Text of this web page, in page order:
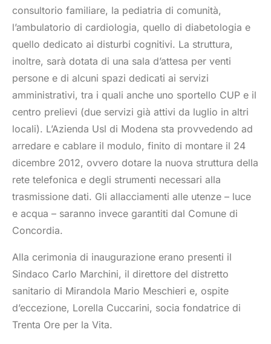
consultorio familiare, la pediatria di comunità,
l’ambulatorio di cardiologia, quello di diabetologia e
quello dedicato ai disturbi cognitivi. La struttura,
inoltre, sarà dotata di una sala d’attesa per venti
persone e di alcuni spazi dedicati ai servizi
amministrativi, tra i quali anche uno sportello CUP e il
centro prelievi (due servizi già attivi da luglio in altri
locali). L’Azienda Usl di Modena sta provvedendo ad
arredare e cablare il modulo, finito di montare il 24
dicembre 2012, ovvero dotare la nuova struttura della
rete telefonica e degli strumenti necessari alla
trasmissione dati. Gli allacciamenti alle utenze – luce
e acqua – saranno invece garantiti dal Comune di
Concordia.
Alla cerimonia di inaugurazione erano presenti il
Sindaco Carlo Marchini, il direttore del distretto
sanitario di Mirandola Mario Meschieri e, ospite
d’eccezione, Lorella Cuccarini, socia fondatrice di
Trenta Ore per la Vita.